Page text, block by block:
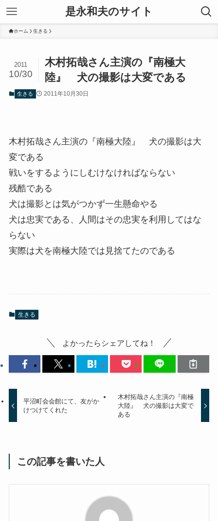
是永和夫のサイト
ホーム 生きる
木村拓哉さん主演の『南極大
陸』 犬の撮影は大変である
2011
10/30
生きる 2011年10月30日
木村拓哉さん主演の『南極大陸』 犬の撮影は大
変である
戦いをするようにしむけなければならない
残酷である
犬は撮影とは気がつかず一生懸命やる
犬は忠実である、人間はその忠実を利用してはな
らない
実際は犬を南極大陸では見捨てたのである
生きる
よかったらシェアしてね！
平沼町会会館にて、友がか
けつけてくれた
木村拓哉さん主演の『南極
大陸』 犬の撮影は大変で
ある
この記事を書いた人